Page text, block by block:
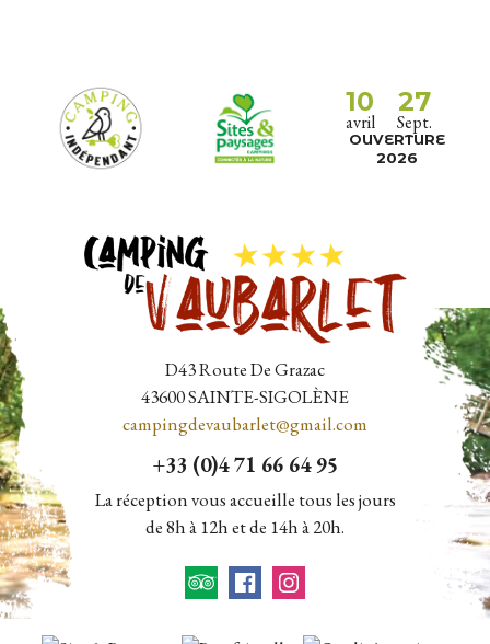
10
avril
27
Sept.
OUVERTURE
2026
D43 Route De Grazac
43600SAINTE-SIGOLÈNE
campingdevaubarlet@gmail.com
+33 (0)4 71 66 64 95
La réception vous accueille tous les jours
de 8h à 12h et de 14h à 20h.